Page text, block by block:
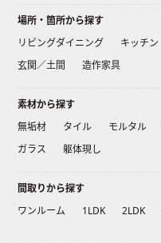
場所・箇所から探す
リビングダイニング
キッチン
玄関／土間
造作家具
素材から探す
無垢材
タイル モルタル
ガラス
躯体現し
間取りから探す
ワンルーム
1LDK 2LDK